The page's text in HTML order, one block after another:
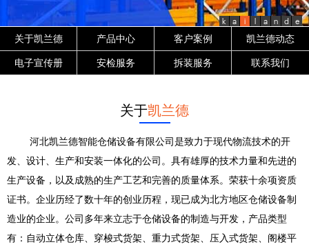
k a i l a n d e
关于凯兰德 产品中心 客户案例 凯兰德动态
电子宣传册 安检服务 拆装服务 联系我们
关于凯兰德
河北凯兰德智能仓储设备有限公司是致力于现代物流技术的开
发、设计、生产和安装一体化的公司。具有雄厚的技术力量和先进的
生产设备，以及成熟的生产工艺和完善的质量体系。荣获十余项资质
证书。企业历经了数十年的创业历程，现已成为北方地区仓储设备制
造业的企业。公司多年来立志于仓储设备的制造与开发，产品类型
有：自动立体仓库、穿梭式货架、重力式货架、压入式货架、阁楼平